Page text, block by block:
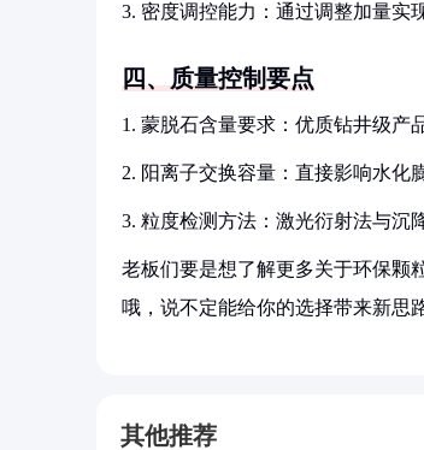
3. 密度调控能力：通过调整加量实
四、质量控制要点
1. 蒙脱石含量要求：优质钻井级产
2. 阳离子交换容量：直接影响水化
3. 粒度检测方法：激光衍射法与沉
老板们要是想了解更多关于环保颗
哦，说不定能给你的选择带来新思
其他推荐